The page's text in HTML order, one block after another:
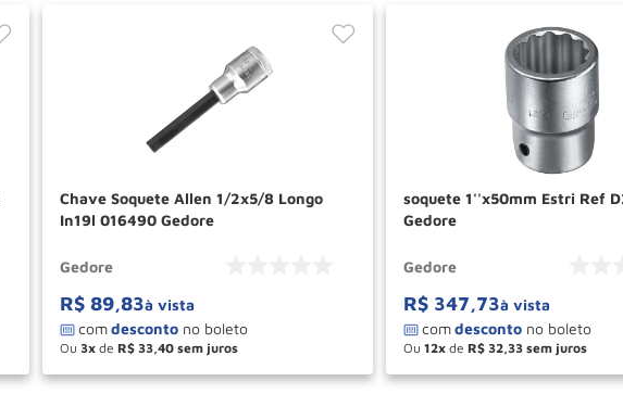
Chave Soquete Allen 1/2x5/8 Longo
In19l 016490 Gedore
Gedore
R$ 89,83à vista
Ou 3 de R$ 33,40
＋
－ COMPRAR
soquete 1''x50mm Estri Ref
Gedore
Gedore
R$ 347,73à vista
Ou 12 de R$ 32,33
＋
－